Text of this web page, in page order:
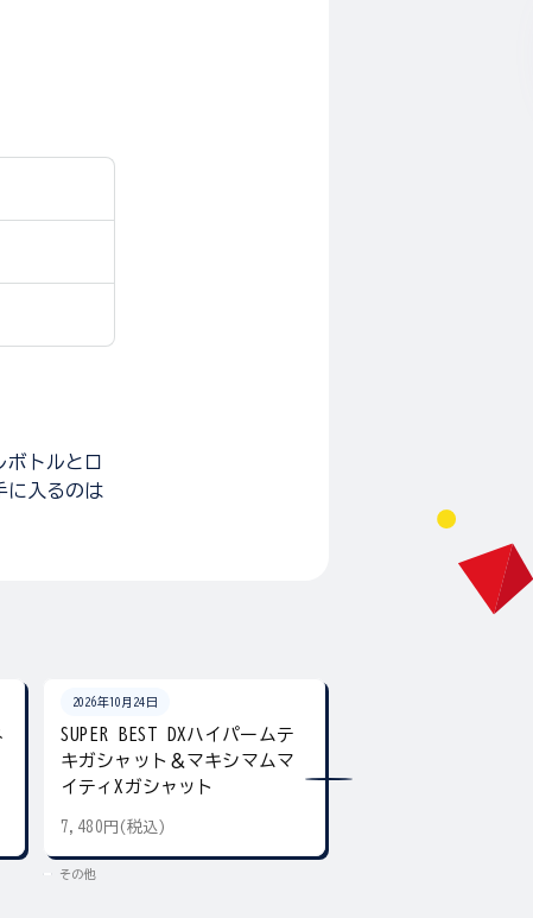
トルとロ
入るのは
2026年10月24日
SUPER BEST DXハイパームテ
キガシャット＆マキシマムマ
イティXガシャット
7,480円(税込)
その他